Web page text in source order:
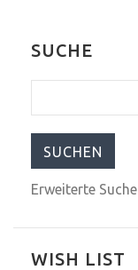
SUCHE
Erweiterte Suche
WISH LIST